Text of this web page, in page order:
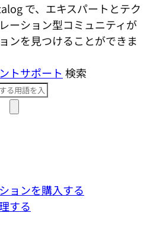
で、エキスパートとテク
ーション型コミ​ュニティが
ンを見つけることができま
トサポート 検索
ョンを購入する
する